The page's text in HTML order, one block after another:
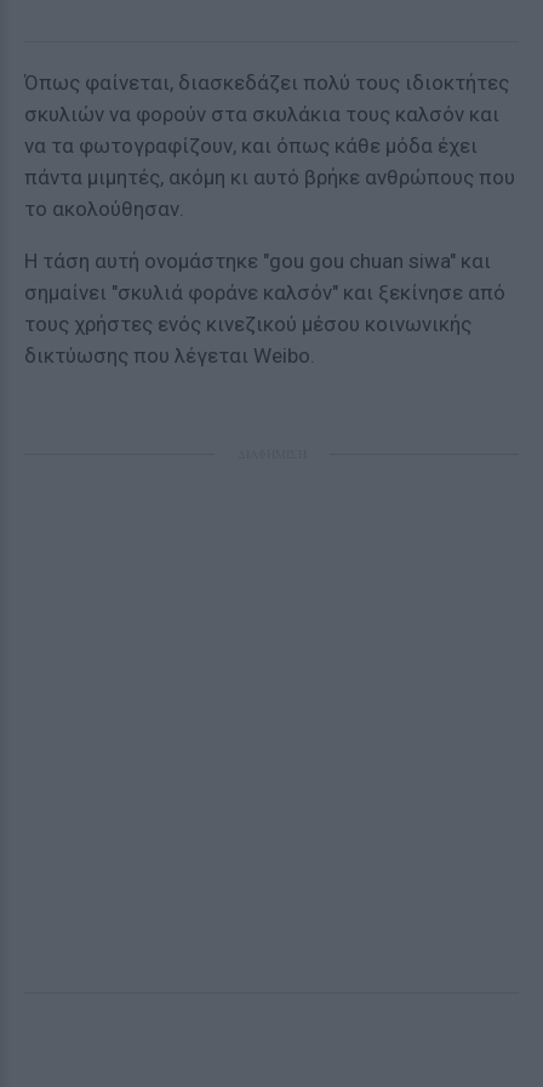
Όπως φαίνεται, διασκεδάζει πολύ τους ιδιοκτήτες
σκυλιών να φορούν στα σκυλάκια τους καλσόν και
να τα φωτογραφίζουν, και όπως κάθε μόδα έχει
πάντα μιμητές, ακόμη κι αυτό βρήκε ανθρώπους που
το ακολούθησαν.
Η τάση αυτή ονομάστηκε "gou gou chuan siwa" και
σημαίνει "σκυλιά φοράνε καλσόν" και ξεκίνησε από
τους χρήστες ενός κινεζικού μέσου κοινωνικής
δικτύωσης που λέγεται Weibo.